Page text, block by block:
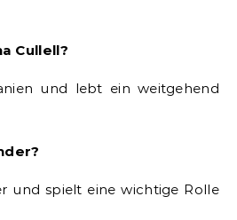
Cullell?
und lebt ein weitgehend
und spielt eine wichtige Rolle